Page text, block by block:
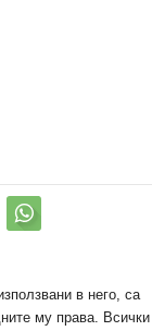
в него, са
му права. Всички